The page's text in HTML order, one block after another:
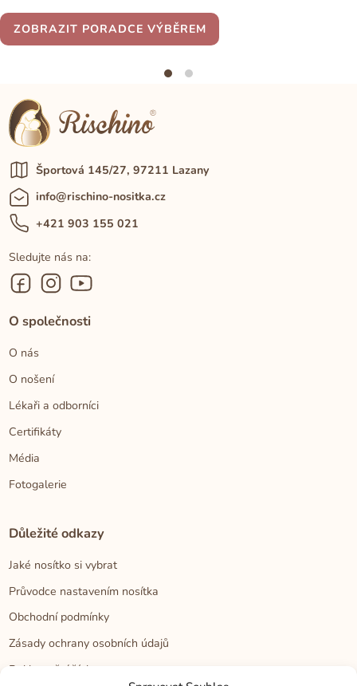
ZOBRAZIT PORADCE VÝBĚREM
Športová 145/27, 97211 Lazany
info@rischino-nositka.cz
+421 903 155 021
Sledujte nás na:
O společnosti
O nás
O nošení
Lékaři a odborníci
Certifikáty
Média
Fotogalerie
Důležité odkazy
Jaké nosítko si vybrat
Průvodce nastavením nosítka
Obchodní podmínky
Zásady ochrany osobních údajů
Reklamační řád